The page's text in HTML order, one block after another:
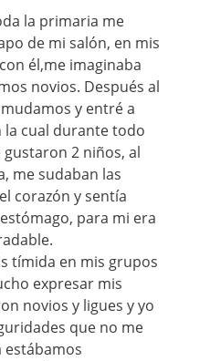
la primaria me
de mi salón, en mis
él,me imaginaba
novios. Después al
y entré a
la cual durante todo
2 niños, al
me sudaban las
corazón y sentía
para mi era
tímida en mis grupos
expresar mis
novios y ligues y yo
que no me
estábamos